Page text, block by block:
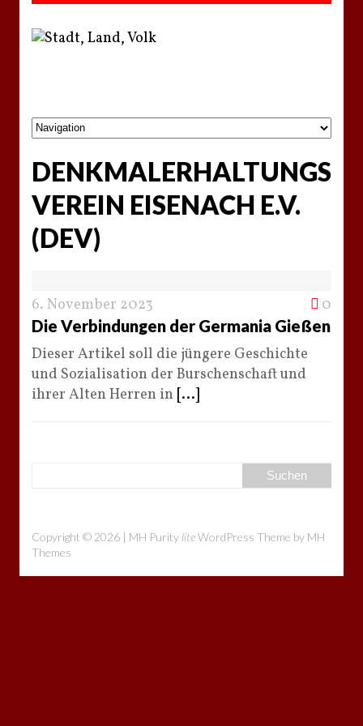
DENKMALERHALTUNGS
VEREIN EISENACH E.V.
(DEV)
6. November 2023 0
Die Verbindungen der Germania Gießen
Dieser Artikel soll die jüngere Geschichte
und Sozialisation der Burschenschaft und
ihrer Alten Herren in [...]
Copyright © 2026 | MH Purity liteWordPress Theme by MH
Themes